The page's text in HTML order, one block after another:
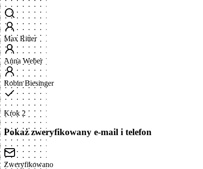
Max Ritter
Anna Weber
Robin Biesinger
Krok 2
Pokaż zweryfikowany e-mail i telefon
Zweryfikowano